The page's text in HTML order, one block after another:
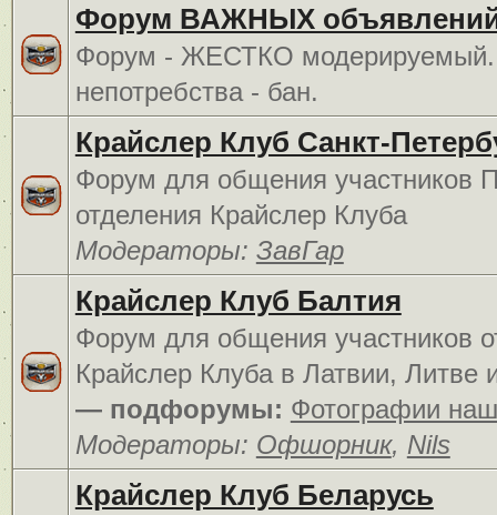
Форум ВАЖНЫХ
Форум - ЖЕСТКО
непотребства - бан.
Крайслер Клуб Санкт-
Форум для общения участников
отделения Крайслер Клуба
Модераторы: ЗавГар
Крайслер Клуб Балтия
Форум для общения участников
Крайслер Клуба в Латвии, Литве
— подфорумы: Фотографии
Модераторы: Офшорник, Nils
Крайслер Клуб Беларусь